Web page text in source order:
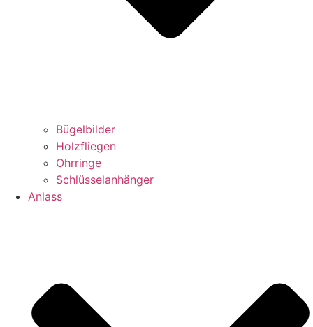
Bügelbilder
Holzfliegen
Ohrringe
Schlüsselanhänger
Anlass